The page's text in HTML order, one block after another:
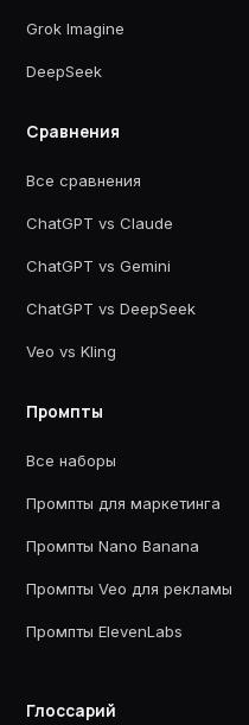
Grok Imagine
DeepSeek
Сравнения
Все сравнения
ChatGPT vs Claude
ChatGPT vs Gemini
ChatGPT vs DeepSeek
Veo vs Kling
Промпты
Все наборы
Промпты для маркетинга
Промпты Nano Banana
Промпты Veo для рекламы
Промпты ElevenLabs
Глоссарий